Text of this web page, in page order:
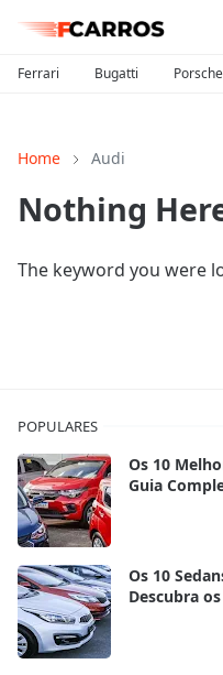
Ferrari Bugatti Porsche
Home Audi
Nothing
The keyword you were
POPULARES
Os 10
Guia
Os 10
Descubra